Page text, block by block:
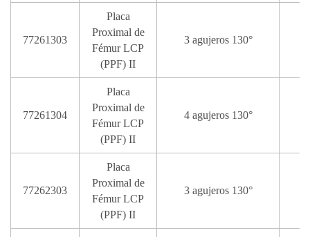
77261303
Placa
Proximal de
Fémur LCP
(PPF) II
3 agujeros 130°
77261304
Placa
Proximal de
Fémur LCP
(PPF) II
4 agujeros 130°
77262303
Placa
Proximal de
Fémur LCP
(PPF) II
3 agujeros 130°